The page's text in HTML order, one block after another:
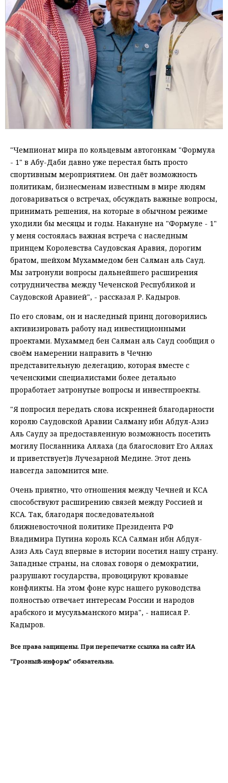
"Чемпионат мира по кольцевым автогонкам "Формула
- 1" в Абу-Даби давно уже перестал быть просто
спортивным мероприятием. Он даёт возможность
политикам, бизнесменам известным в мире людям
договариваться о встречах, обсуждать важные вопросы,
принимать решения, на которые в обычном режиме
уходили бы месяцы и годы. Накануне на "Формуле - 1"
у меня состоялась важная встреча с наследным
принцем Королевства Саудовская Аравия, дорогим
братом, шейхом Мухаммедом бен Салман аль Сауд.
Мы затронули вопросы дальнейшего расширения
сотрудничества между Чеченской Республикой и
Саудовской Аравией", - рассказал Р. Кадыров.
По его словам, он и наследный принц договорились
активизировать работу над инвестиционными
проектами. Мухаммед бен Салман аль Сауд сообщил о
своём намерении направить в Чечню
представительную делегацию, которая вместе с
чеченскими специалистами более детально
проработает затронутые вопросы и инвестпроекты.
"Я попросил передать слова искренней благодарности
королю Саудовской Аравии Салману ибн Абдул-Азиз
Аль Сауду за предоставленную возможность посетить
могилу Посланника Аллаха (да благословит Его Аллах
и приветствует)в Лучезарной Медине. Этот день
навсегда запомнится мне.
Очень приятно, что отношения между Чечней и КСА
способствуют расширению связей между Россией и
КСА. Так, благодаря последовательной
ближневосточной политике Президента РФ
Владимира Путина король КСА Салман ибн Абдул-
Азиз Аль Сауд впервые в истории посетил нашу страну.
Западные страны, на словах говоря о демократии,
разрушают государства, провоцируют кровавые
конфликты. На этом фоне курс нашего руководства
полностью отвечает интересам России и народов
арабского и мусульманского мира", - написал Р.
Кадыров.
Все права защищены. При перепечатке ссылка на сайт ИА
"Грозный-информ" обязательна.